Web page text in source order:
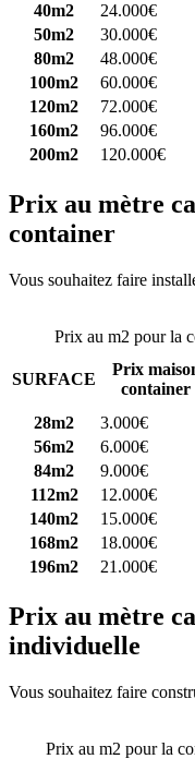
40m2
24.000€
50m2
30.000€
80m2
48.000€
100m2
60.000€
120m2
72.000€
160m2
96.000€
200m2
120.000€
Prix au mètre
container
Vous souhaitez faire
Prix au m2 pour la
SURFACE
Prix
container
28m2
3.000€
56m2
6.000€
84m2
9.000€
112m2
12.000€
140m2
15.000€
168m2
18.000€
196m2
21.000€
Prix au mètre
individuelle
Vous souhaitez faire
Prix au m2 pour la